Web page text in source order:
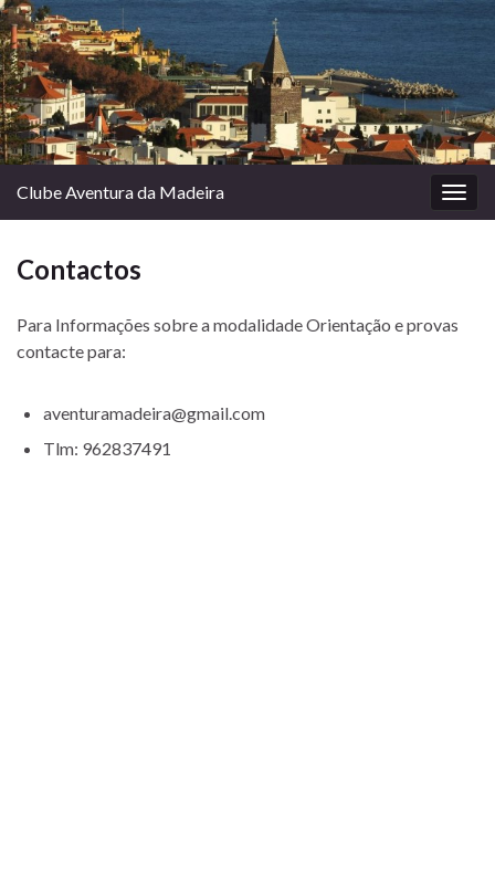
Clube Aventura da Madeira
Contactos
Para Informações sobre a modalidade Orientação e provas
contacte para:
aventuramadeira@gmail.com
Tlm: 962837491